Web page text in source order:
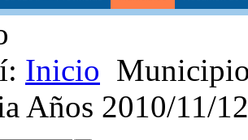
Inicio
Años 2010/11/12